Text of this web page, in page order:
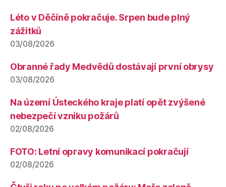
Léto v Děčíně pokračuje. Srpen bude plný
zážitků
03/08/2026
Obranné řady Medvědů dostávají první obrysy
03/08/2026
Na území Ústeckého kraje platí opět zvýšené
nebezpečí vzniku požárů
02/08/2026
FOTO: Letní opravy komunikací pokračují
02/08/2026